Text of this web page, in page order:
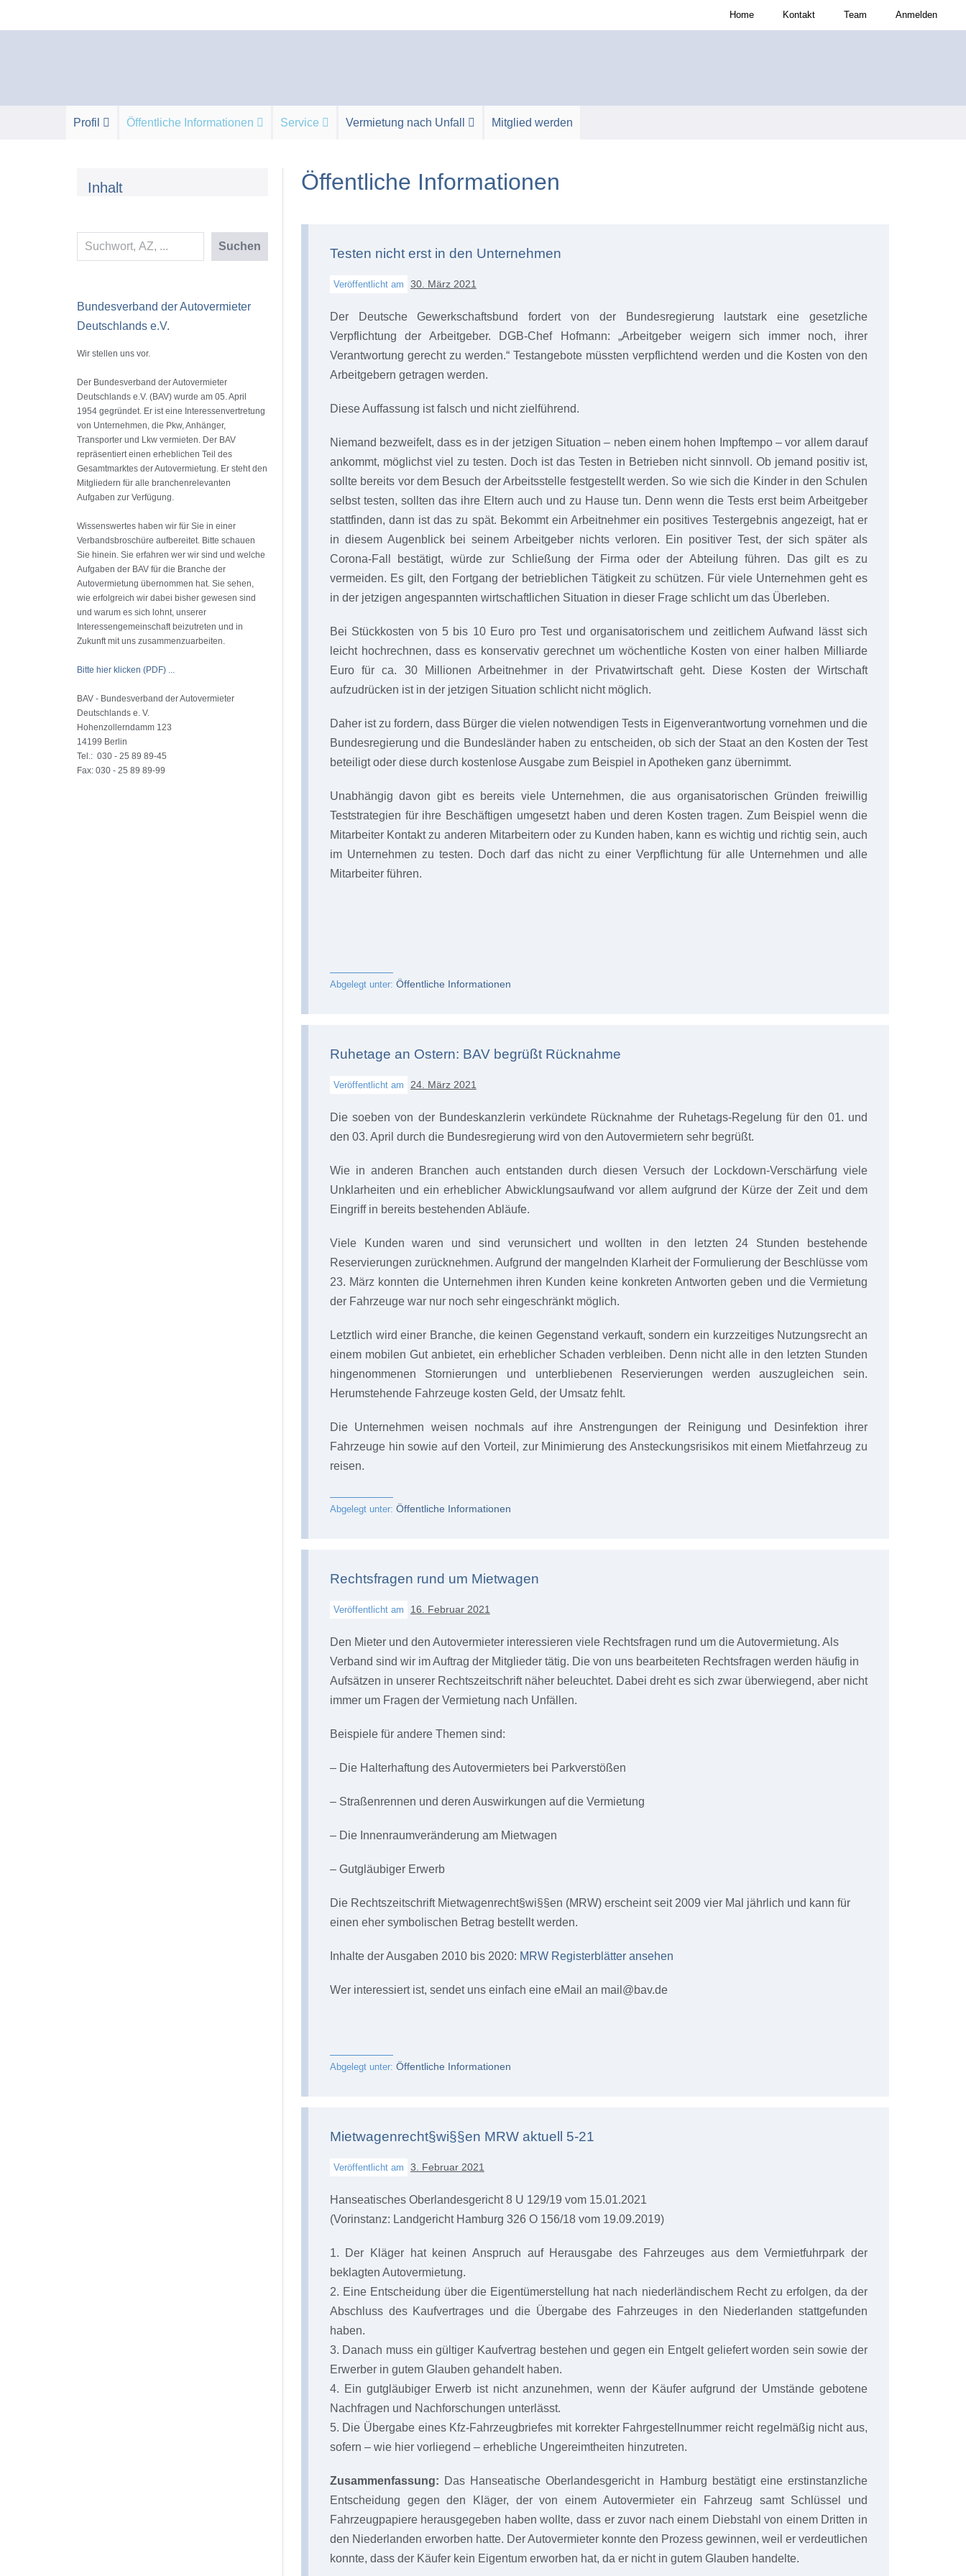
Inhalt
Home Kontakt Team Anmelden
Profil Öffentliche Informationen Service Vermietung nach Unfall Mitglied werden
Inhalt
Suchen Suchen
Bundesverband der Autovermieter
Deutschlands e.V.
Wir stellen uns vor.
Der Bundesverband der Autovermieter
Deutschlands e.V. (BAV) wurde am 05. April
1954 gegründet. Er ist eine Interessenvertretung
von Unternehmen, die Pkw, Anhänger,
Transporter und Lkw vermieten. Der BAV
repräsentiert einen erheblichen Teil des
Gesamtmarktes der Autovermietung. Er steht den
Mitgliedern für alle branchenrelevanten
Aufgaben zur Verfügung.
Wissenswertes haben wir für Sie in einer
Verbandsbroschüre aufbereitet. Bitte schauen
Sie hinein. Sie erfahren wer wir sind und welche
Aufgaben der BAV für die Branche der
Autovermietung übernommen hat. Sie sehen,
wie erfolgreich wir dabei bisher gewesen sind
und warum es sich lohnt, unserer
Interessengemeinschaft beizutreten und in
Zukunft mit uns zusammenzuarbeiten.
Bitte hier klicken (PDF) ...
BAV - Bundesverband der Autovermieter
Deutschlands e. V.
Hohenzollerndamm 123
14199 Berlin
Tel.: 030 - 25 89 89-45
Fax: 030 - 25 89 89-99
Öffentliche Informationen
Testen nicht erst in den Unternehmen
Veröffentlicht am 30. März 2021
Der Deutsche Gewerkschaftsbund fordert von der Bundesregierung lautstark eine gesetzliche
Verpflichtung der Arbeitgeber. DGB-Chef Hofmann: „Arbeitgeber weigern sich immer noch, ihrer
Verantwortung gerecht zu werden.“ Testangebote müssten verpflichtend werden und die Kosten von den
Arbeitgebern getragen werden.
Diese Auffassung ist falsch und nicht zielführend.
Niemand bezweifelt, dass es in der jetzigen Situation – neben einem hohen Impftempo – vor allem darauf
ankommt, möglichst viel zu testen. Doch ist das Testen in Betrieben nicht sinnvoll. Ob jemand positiv ist,
sollte bereits vor dem Besuch der Arbeitsstelle festgestellt werden. So wie sich die Kinder in den Schulen
selbst testen, sollten das ihre Eltern auch und zu Hause tun. Denn wenn die Tests erst beim Arbeitgeber
stattfinden, dann ist das zu spät. Bekommt ein Arbeitnehmer ein positives Testergebnis angezeigt, hat er
in diesem Augenblick bei seinem Arbeitgeber nichts verloren. Ein positiver Test, der sich später als
Corona-Fall bestätigt, würde zur Schließung der Firma oder der Abteilung führen. Das gilt es zu
vermeiden. Es gilt, den Fortgang der betrieblichen Tätigkeit zu schützen. Für viele Unternehmen geht es
in der jetzigen angespannten wirtschaftlichen Situation in dieser Frage schlicht um das Überleben.
Bei Stückkosten von 5 bis 10 Euro pro Test und organisatorischem und zeitlichem Aufwand lässt sich
leicht hochrechnen, dass es konservativ gerechnet um wöchentliche Kosten von einer halben Milliarde
Euro für ca. 30 Millionen Arbeitnehmer in der Privatwirtschaft geht. Diese Kosten der Wirtschaft
aufzudrücken ist in der jetzigen Situation schlicht nicht möglich.
Daher ist zu fordern, dass Bürger die vielen notwendigen Tests in Eigenverantwortung vornehmen und die
Bundesregierung und die Bundesländer haben zu entscheiden, ob sich der Staat an den Kosten der Test
beteiligt oder diese durch kostenlose Ausgabe zum Beispiel in Apotheken ganz übernimmt.
Unabhängig davon gibt es bereits viele Unternehmen, die aus organisatorischen Gründen freiwillig
Teststrategien für ihre Beschäftigen umgesetzt haben und deren Kosten tragen. Zum Beispiel wenn die
Mitarbeiter Kontakt zu anderen Mitarbeitern oder zu Kunden haben, kann es wichtig und richtig sein, auch
im Unternehmen zu testen. Doch darf das nicht zu einer Verpflichtung für alle Unternehmen und alle
Mitarbeiter führen.
Abgelegt unter: Öffentliche Informationen
Ruhetage an Ostern: BAV begrüßt Rücknahme
Veröffentlicht am 24. März 2021
Die soeben von der Bundeskanzlerin verkündete Rücknahme der Ruhetags-Regelung für den 01. und
den 03. April durch die Bundesregierung wird von den Autovermietern sehr begrüßt.
Wie in anderen Branchen auch entstanden durch diesen Versuch der Lockdown-Verschärfung viele
Unklarheiten und ein erheblicher Abwicklungsaufwand vor allem aufgrund der Kürze der Zeit und dem
Eingriff in bereits bestehenden Abläufe.
Viele Kunden waren und sind verunsichert und wollten in den letzten 24 Stunden bestehende
Reservierungen zurücknehmen. Aufgrund der mangelnden Klarheit der Formulierung der Beschlüsse vom
23. März konnten die Unternehmen ihren Kunden keine konkreten Antworten geben und die Vermietung
der Fahrzeuge war nur noch sehr eingeschränkt möglich.
Letztlich wird einer Branche, die keinen Gegenstand verkauft, sondern ein kurzzeitiges Nutzungsrecht an
einem mobilen Gut anbietet, ein erheblicher Schaden verbleiben. Denn nicht alle in den letzten Stunden
hingenommenen Stornierungen und unterbliebenen Reservierungen werden auszugleichen sein.
Herumstehende Fahrzeuge kosten Geld, der Umsatz fehlt.
Die Unternehmen weisen nochmals auf ihre Anstrengungen der Reinigung und Desinfektion ihrer
Fahrzeuge hin sowie auf den Vorteil, zur Minimierung des Ansteckungsrisikos mit einem Mietfahrzeug zu
reisen.
Abgelegt unter: Öffentliche Informationen
Rechtsfragen rund um Mietwagen
Veröffentlicht am 16. Februar 2021
Den Mieter und den Autovermieter interessieren viele Rechtsfragen rund um die Autovermietung. Als
Verband sind wir im Auftrag der Mitglieder tätig. Die von uns bearbeiteten Rechtsfragen werden häufig in
Aufsätzen in unserer Rechtszeitschrift näher beleuchtet. Dabei dreht es sich zwar überwiegend, aber nicht
immer um Fragen der Vermietung nach Unfällen.
Beispiele für andere Themen sind:
– Die Halterhaftung des Autovermieters bei Parkverstößen
– Straßenrennen und deren Auswirkungen auf die Vermietung
– Die Innenraumveränderung am Mietwagen
– Gutgläubiger Erwerb
Die Rechtszeitschrift Mietwagenrecht§wi§§en (MRW) erscheint seit 2009 vier Mal jährlich und kann für
einen eher symbolischen Betrag bestellt werden.
Inhalte der Ausgaben 2010 bis 2020: MRW Registerblätter ansehen
Wer interessiert ist, sendet uns einfach eine eMail an mail@bav.de
Abgelegt unter: Öffentliche Informationen
Mietwagenrecht§wi§§en MRW aktuell 5-21
Veröffentlicht am 3. Februar 2021
Hanseatisches Oberlandesgericht 8 U 129/19 vom 15.01.2021
(Vorinstanz: Landgericht Hamburg 326 O 156/18 vom 19.09.2019)
1. Der Kläger hat keinen Anspruch auf Herausgabe des Fahrzeuges aus dem Vermietfuhrpark der
beklagten Autovermietung.
2. Eine Entscheidung über die Eigentümerstellung hat nach niederländischem Recht zu erfolgen, da der
Abschluss des Kaufvertrages und die Übergabe des Fahrzeuges in den Niederlanden stattgefunden
haben.
3. Danach muss ein gültiger Kaufvertrag bestehen und gegen ein Entgelt geliefert worden sein sowie der
Erwerber in gutem Glauben gehandelt haben.
4. Ein gutgläubiger Erwerb ist nicht anzunehmen, wenn der Käufer aufgrund der Umstände gebotene
Nachfragen und Nachforschungen unterlässt.
5. Die Übergabe eines Kfz-Fahrzeugbriefes mit korrekter Fahrgestellnummer reicht regelmäßig nicht aus,
sofern – wie hier vorliegend – erhebliche Ungereimtheiten hinzutreten.
Zusammenfassung: Das Hanseatische Oberlandesgericht in Hamburg bestätigt eine erstinstanzliche
Entscheidung gegen den Kläger, der von einem Autovermieter ein Fahrzeug samt Schlüssel und
Fahrzeugpapiere herausgegeben haben wollte, dass er zuvor nach einem Diebstahl von einem Dritten in
den Niederlanden erworben hatte. Der Autovermieter konnte den Prozess gewinnen, weil er verdeutlichen
konnte, dass der Käufer kein Eigentum erworben hat, da er nicht in gutem Glauben handelte.